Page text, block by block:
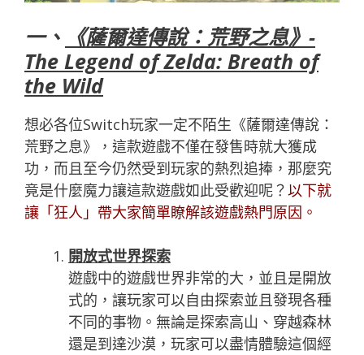
一、
《薩爾達傳說：荒野之息》-
The Legend of Zelda: Breath of
the Wild
想必各位Switch玩家一定不陌生《薩爾達傳說：
荒野之息》，這款遊戲不僅在發售時就大獲成
功，而且至今仍然受到玩家的熱烈追捧，那麼究
竟是什麼魔力讓這款遊戲如此受歡迎呢？以下就
讓「狂人 」帶大家簡單瞭解該遊戲熱門原因。
開放式世界探索
遊戲中的遊戲世界非常的大，並且是開放
式的，讓玩家可以自由探索並且發現各種
不同的事物。無論是探索高山、穿越森林
還是到達沙漠，玩家可以盡情體驗這個經